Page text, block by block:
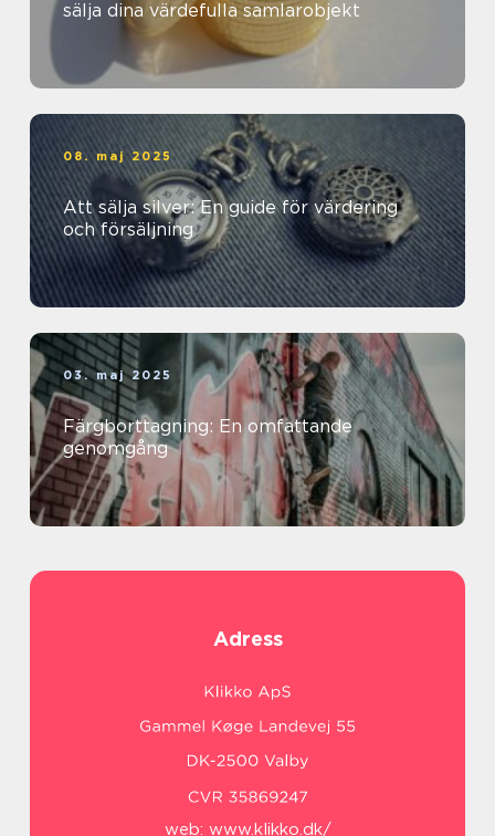
sälja dina värdefulla samlarobjekt
08. maj 2025
Att sälja silver: En guide för värdering
och försäljning
03. maj 2025
Färgborttagning: En omfattande
genomgång
Adress
web: www.klikko.dk/